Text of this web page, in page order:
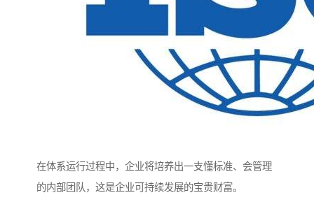
在体系运行过程中，企业将培养出一支懂标准、会管理
的内部团队，这是企业可持续发展的宝贵财富。